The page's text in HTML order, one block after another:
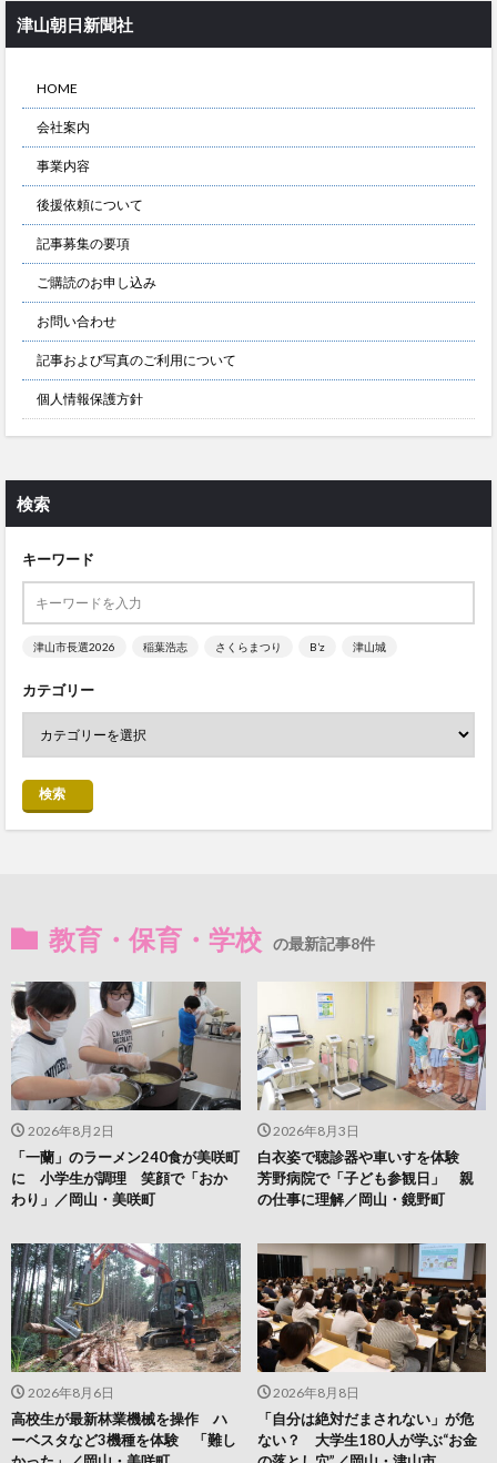
津山朝日新聞社
HOME
会社案内
事業内容
後援依頼について
記事募集の要項
ご購読のお申し込み
お問い合わせ
記事および写真のご利用について
個人情報保護方針
検索
キーワード
津山市長選2026 稲葉浩志 さくらまつり B’z 津山城
カテゴリー
検索
教育・保育・学校 の最新記事8件
2026年8月8日
「自分は絶対だまされない」が危
ない？ 大学生180人が学ぶ“お金
2026年8月6日
高校生が最新林業機械を操作 ハ
ーベスタなど3機種を体験 「難し
2026年8月3日
白衣姿で聴診器や車いすを体験
芳野病院で「子ども参観日」 親
の仕事に理解／岡山・鏡野町
2026年8月2日
「一蘭」のラーメン240食が美咲町
に 小学生が調理 笑顔で「おか
わり」／岡山・美咲町